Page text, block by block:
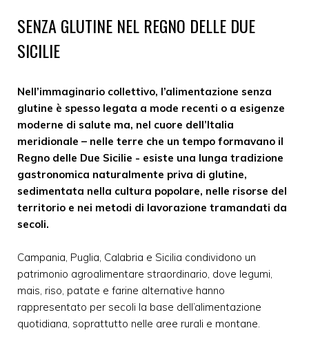
SENZA GLUTINE NEL REGNO DELLE DUE
SICILIE
Nell’immaginario collettivo, l’alimentazione senza
glutine è spesso legata a mode recenti o a esigenze
moderne di salute ma, nel cuore dell’Italia
meridionale – nelle terre che un tempo formavano il
Regno delle Due Sicilie - esiste una lunga tradizione
gastronomica naturalmente priva di glutine,
sedimentata nella cultura popolare, nelle risorse del
territorio e nei metodi di lavorazione tramandati da
secoli.
Campania, Puglia, Calabria e Sicilia condividono un
patrimonio agroalimentare straordinario, dove legumi,
mais, riso, patate e farine alternative hanno
rappresentato per secoli la base dell’alimentazione
quotidiana, soprattutto nelle aree rurali e montane.